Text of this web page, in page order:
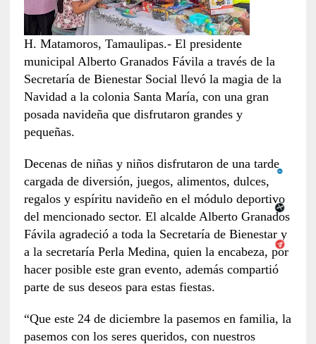
H. Matamoros, Tamaulipas.- El presidente
municipal Alberto Granados Fávila a través de la
Secretaría de Bienestar Social llevó la magia de la
Navidad a la colonia Santa María, con una gran
posada navideña que disfrutaron grandes y
pequeñas.
Decenas de niñas y niños disfrutaron de una tarde
cargada de diversión, juegos, alimentos, dulces,
regalos y espíritu navideño en el módulo deportivo
del mencionado sector. El alcalde Alberto Granados
Fávila agradeció a toda la Secretaría de Bienestar y
a la secretaría Perla Medina, quien la encabeza, por
hacer posible este gran evento, además compartió
parte de sus deseos para estas fiestas.
“Que este 24 de diciembre la pasemos en familia, la
pasemos con los seres queridos, con nuestros